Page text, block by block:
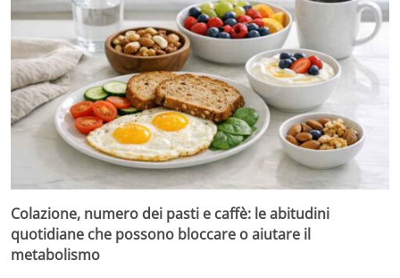
Colazione, numero dei pasti e caffè: le abitudini
quotidiane che possono bloccare o aiutare il
metabolismo